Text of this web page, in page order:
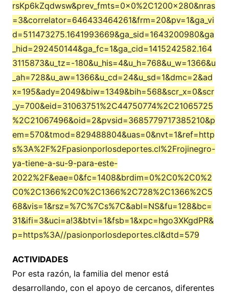
rsKp6kZqdwsw&prev_fmts=0x0%2C1200x280&nras
=3&correlator=646433464261&frm=20&pv=1&ga_vi
d=511473275.1641993669&ga_sid=1643200980&ga
_hid=292450144&ga_fc=1&ga_cid=1415242582.164
3115873&u_tz=-180&u_his=4&u_h=768&u_w=1366&u
_ah=728&u_aw=1366&u_cd=24&u_sd=1&dmc=2&ad
x=195&ady=2049&biw=1349&bih=568&scr_x=0&scr
_y=700&eid=31063751%2C44750774%2C21065725
%2C21067496&oid=2&pvsid=3685779717385210&p
em=570&tmod=829488804&uas=0&nvt=1&ref=http
s%3A%2F%2Fpasionporlosdeportes.cl%2Frojinegro-
ya-tiene-a-su-9-para-este-
2022%2F&eae=0&fc=1408&brdim=0%2C0%2C0%2
C0%2C1366%2C0%2C1366%2C728%2C1366%2C5
68&vis=1&rsz=%7C%7Cs%7C&abl=NS&fu=128&bc=
31&ifi=3&uci=a!3&btvi=1&fsb=1&xpc=hgo3XKgdPR&
p=https%3A//pasionporlosdeportes.cl&dtd=579
ACTIVIDADES
Por esta razón, la familia del menor está
desarrollando, con el apoyo de cercanos, diferentes